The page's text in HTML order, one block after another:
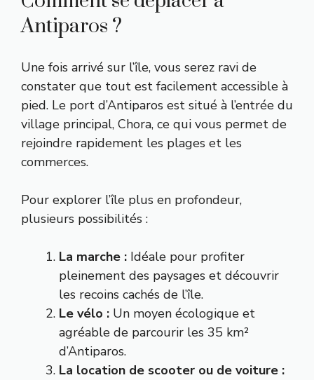
Antiparos ?
Une fois arrivé sur l’île, vous serez ravi de
constater que tout est facilement accessible à
pied. Le port d’Antiparos est situé à l’entrée du
village principal, Chora, ce qui vous permet de
rejoindre rapidement les plages et les
commerces.
Pour explorer l’île plus en profondeur,
plusieurs possibilités :
La marche : Idéale pour profiter
pleinement des paysages et découvrir
les recoins cachés de l’île.
Le vélo : Un moyen écologique et
agréable de parcourir les 35 km²
d’Antiparos.
La location de scooter ou de voiture :